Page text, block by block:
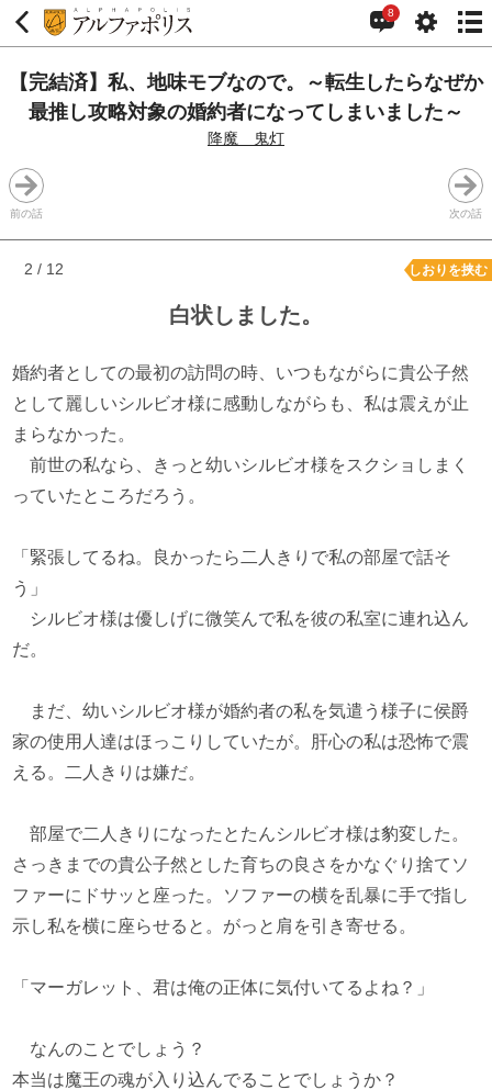
8
【完結済】私、地味モブなので。～転生したらなぜか
最推し攻略対象の婚約者になってしまいました～
降魔 鬼灯
前の話 次の話
2 / 12 しおりを挟む
白状しました。
婚約者としての最初の訪問の時、いつもながらに貴公子然
として麗しいシルビオ様に感動しながらも、私は震えが止
まらなかった。
前世の私なら、きっと幼いシルビオ様をスクショしまく
っていたところだろう。
「緊張してるね。良かったら二人きりで私の部屋で話そ
う」
シルビオ様は優しげに微笑んで私を彼の私室に連れ込ん
だ。
まだ、幼いシルビオ様が婚約者の私を気遣う様子に侯爵
家の使用人達はほっこりしていたが。肝心の私は恐怖で震
える。二人きりは嫌だ。
部屋で二人きりになったとたんシルビオ様は豹変した。
さっきまでの貴公子然とした育ちの良さをかなぐり捨てソ
ファーにドサッと座った。ソファーの横を乱暴に手で指し
示し私を横に座らせると。がっと肩を引き寄せる。
「マーガレット、君は俺の正体に気付いてるよね？」
なんのことでしょう？
本当は魔王の魂が入り込んでることでしょうか？